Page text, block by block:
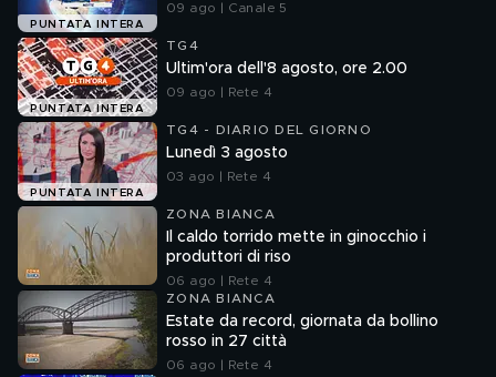
PUNTATA INTERA
09 ago | Canale 5
PUNTATA INTERA
TG4
Ultim'ora dell'8 agosto, ore 2.00
09 ago | Rete 4
PUNTATA INTERA
TG4 - DIARIO DEL GIORNO
Lunedì 3 agosto
03 ago | Rete 4
ZONA BIANCA
Il caldo torrido mette in ginocchio i
produttori di riso
06 ago | Rete 4
ZONA BIANCA
Estate da record, giornata da bollino
rosso in 27 città
06 ago | Rete 4